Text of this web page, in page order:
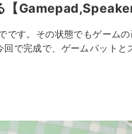
【
です。その状態でもゲーム
で完成で、ゲームパットと